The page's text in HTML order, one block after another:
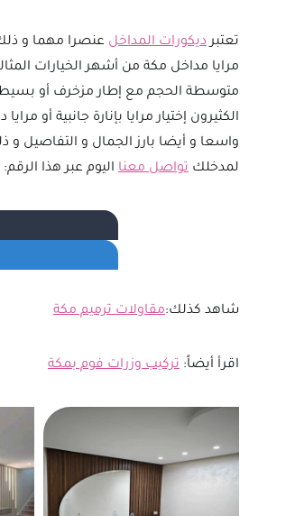
تعتبرديكورات المداخل عنصرا مهما و
مرايا مداخل مكة من أشهر الخيارات
متوسطة الحجم مع إطار مزخرف أو
الكثيرون إختيار مرايا بإنارة جانبية أو
واسعا و أيضا بارز الجمال و التفاصيل و
لمدخلك تواصل معنا اليوم عبر هذا الرقم:
شاهد كذلك:مقاولات ترميم مكة
اقرأ أيضاً: تركيب وزرات فوم بمكة